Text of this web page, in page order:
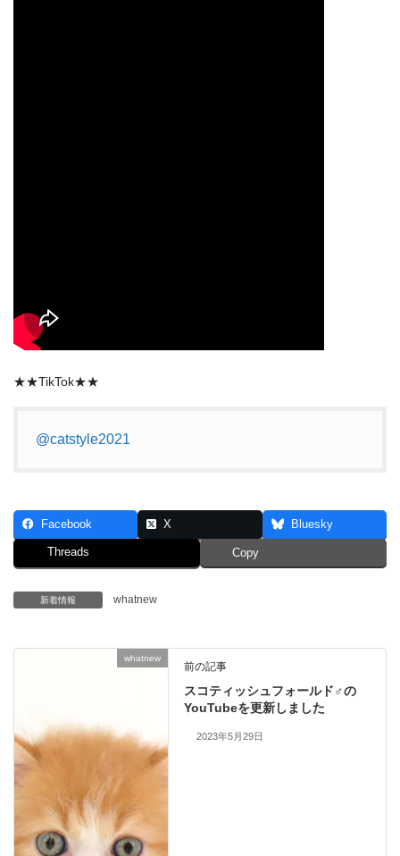
★★TikTok★★
@catstyle2021
Facebook X Bluesky
Threads Copy
新着情報 whatnew
whatnew
前の記事
スコティッシュフォールド♂の
YouTubeを更新しました
2023年5月29日